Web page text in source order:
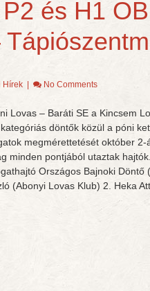
és H1 OB
Hírek No Comments
Lovas – Baráti SE a Kincsem
döntők közül a póni
megmérettetését október 2-
minden pontjából utaztak
Országos Bajnoki Döntő
(Abonyi Lovas Klub) 2. Heka